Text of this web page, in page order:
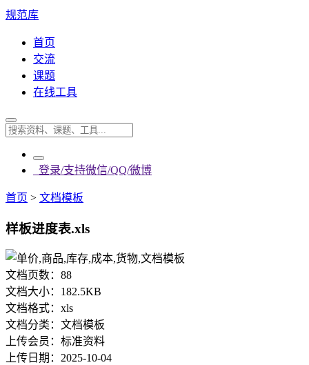
规范库
首页
交流
课题
在线工具
登录/支持微信/QQ/微博
首页 > 文档模板
样板进度表.xls
文档页数： 88
文档大小： 182.5KB
文档格式： xls
文档分类： 文档模板
上传会员： 标准资料
上传日期： 2025-10-04